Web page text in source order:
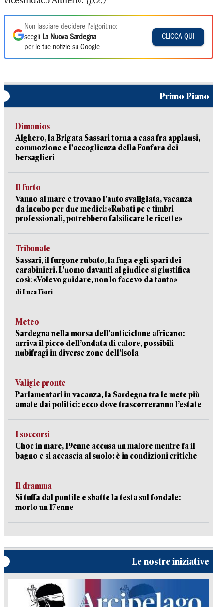
Non lasciare decidere l'algoritmo:
scegli La Nuova Sardegna
per le tue notizie su Google
CLICCA QUI
Primo Piano
Dimonios
Alghero, la Brigata Sassari torna a casa fra applausi,
commozione e l'accoglienza della Fanfara dei
bersaglieri
Il furto
Vanno al mare e trovano l’auto svaligiata, vacanza
da incubo per due medici: «Rubati pc e timbri
professionali, potrebbero falsificare le ricette»
Tribunale
Sassari, il furgone rubato, la fuga e gli spari dei
carabinieri. L’uomo davanti al giudice si giustifica
così: «Volevo guidare, non lo facevo da tanto»
di Luca Fiori
Meteo
Sardegna nella morsa dell’anticiclone africano:
arriva il picco dell’ondata di calore, possibili
nubifragi in diverse zone dell’isola
Valigie pronte
Parlamentari in vacanza, la Sardegna tra le mete più
amate dai politici: ecco dove trascorreranno l’estate
I soccorsi
Choc in mare, 19enne accusa un malore mentre fa il
bagno e si accascia al suolo: è in condizioni critiche
Il dramma
Si tuffa dal pontile e sbatte la testa sul fondale:
morto un 17enne
Le nostre iniziative